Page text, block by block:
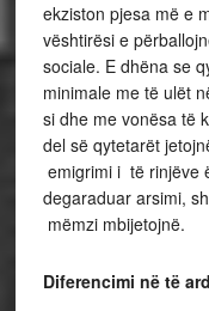
ekziston pjesa më e
vështirësi e
sociale. E dhëna se
minimale me të ulët
si dhe me vonësa të
del së qytetarët
emigrimi i të rinjëve
degaraduar arsimi,
mëmzi mbijetojnë.
Diferencimi